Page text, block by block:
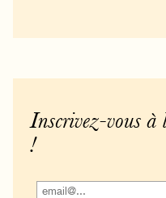
Inscrivez-vous à
!